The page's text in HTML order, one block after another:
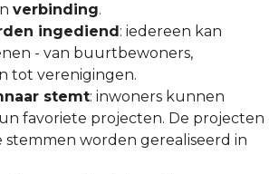
verbinding.
ingediend: iedereen kan
- van buurtbewoners,
tot verenigingen.
stemt: inwoners kunnen
favoriete projecten. De projecten
stemmen worden gerealiseerd in